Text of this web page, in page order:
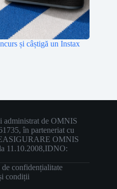
și câștigă un Instax
administrat de OMNIS
în parteneriat cu
OMNIS
11.10.2008,IDNO:
de confidențialitate
condiții